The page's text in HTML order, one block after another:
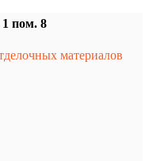
пом. 8
материалов